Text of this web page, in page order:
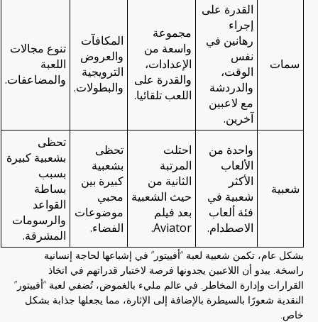
سمات
القدرة على
إجراء
رهانين في
نفس
الوقت،
والدردشة
مع لاعبين
آخرين.
مجموعة
واسعة من
الإعدادات،
والقدرة على
اللعب تلقائيا.
المكافآت
والعروض
الترويجية
والبطولات.
تنوع مجالات
اللعبة
والمضاعفات.
شعبية
واحدة من
الألعاب
الأكثر
شعبية في
فئة ألعاب
الاصطدام.
احتلت
المرتبة
الثانية من
حيث الشعبية
بعد فيلم
Aviator.
تحظى
بشعبية
كبيرة بين
محبي
موضوعات
الفضاء.
تحظى
بشعبية كبيرة
بسبب
بساطة
القواعد
والرسومات
المشرقة.
بشكل عام، تكمن شعبية لعبة “أفييتور” في إشباعها لحاجة إنسانية
راسخة. يبدو أن اللاعبين يجدونها فرصة لاختبار قدراتهم في اتخاذ
القرارات وإدارة المخاطر. في عالم مليء بالغموض، تُضفي لعبة “أفييتور”
النقدية شعورًا بالسيطرة بالإضافة إلى الإثارة، مما يجعلها جذابة بشكل
خاص.